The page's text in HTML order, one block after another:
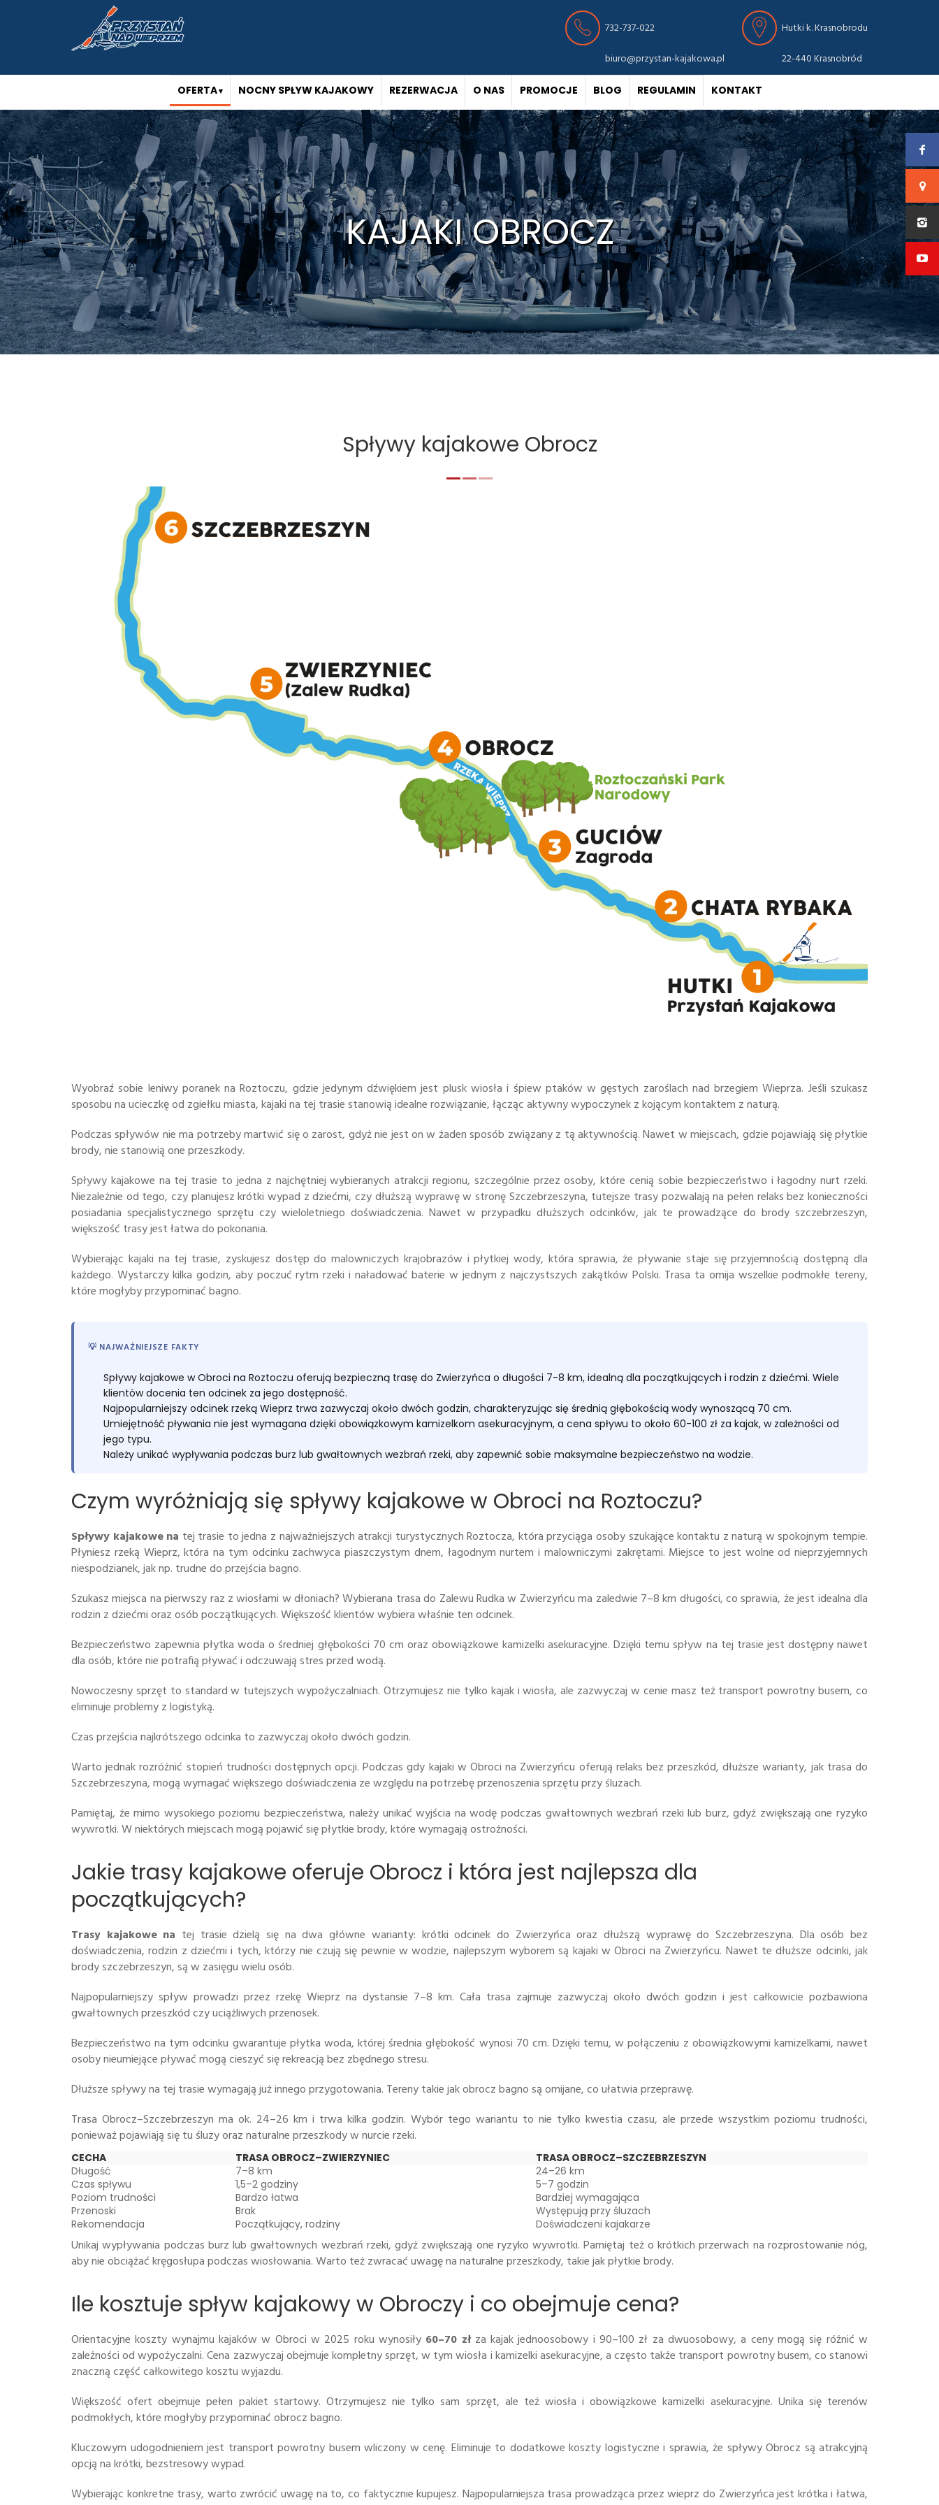
Hutki k. Krasnobrodu
22-440 Krasnobród
732-737-022
biuro@przystan-kajakowa.pl
OFERTA NOCNY SPŁYW KAJAKOWY REZERWACJA O NAS PROMOCJE BLOG REGULAMIN KONTAKT
KAJAKI OBROCZ
Spływy kajakowe Obrocz
Wyobraź sobie leniwy poranek na Roztoczu, gdzie jedynym dźwiękiem jest plusk wiosła i śpiew ptaków w gęstych zaroślach nad brzegiem Wieprza. Jeśli szukasz
sposobu na ucieczkę od zgiełku miasta, kajaki na tej trasie stanowią idealne rozwiązanie, łącząc aktywny wypoczynek z kojącym kontaktem z naturą.
Podczas spływów nie ma potrzeby martwić się o zarost, gdyż nie jest on w żaden sposób związany z tą aktywnością. Nawet w miejscach, gdzie pojawiają się płytkie
brody, nie stanowią one przeszkody.
Spływy kajakowe na tej trasie to jedna z najchętniej wybieranych atrakcji regionu, szczególnie przez osoby, które cenią sobie bezpieczeństwo i łagodny nurt rzeki.
Niezależnie od tego, czy planujesz krótki wypad z dziećmi, czy dłuższą wyprawę w stronę Szczebrzeszyna, tutejsze trasy pozwalają na pełen relaks bez konieczności
posiadania specjalistycznego sprzętu czy wieloletniego doświadczenia. Nawet w przypadku dłuższych odcinków, jak te prowadzące do brody szczebrzeszyn,
większość trasy jest łatwa do pokonania.
Wybierając kajaki na tej trasie, zyskujesz dostęp do malowniczych krajobrazów i płytkiej wody, która sprawia, że pływanie staje się przyjemnością dostępną dla
każdego. Wystarczy kilka godzin, aby poczuć rytm rzeki i naładować baterie w jednym z najczystszych zakątków Polski. Trasa ta omija wszelkie podmokłe tereny,
które mogłyby przypominać bagno.
💡 NAJWAŻNIEJSZE FAKTY
Spływy kajakowe w Obroci na Roztoczu oferują bezpieczną trasę do Zwierzyńca o długości 7-8 km, idealną dla początkujących i rodzin z dziećmi. Wiele
klientów docenia ten odcinek za jego dostępność.
Najpopularniejszy odcinek rzeką Wieprz trwa zazwyczaj około dwóch godzin, charakteryzując się średnią głębokością wody wynoszącą 70 cm.
Umiejętność pływania nie jest wymagana dzięki obowiązkowym kamizelkom asekuracyjnym, a cena spływu to około 60-100 zł za kajak, w zależności od
jego typu.
Należy unikać wypływania podczas burz lub gwałtownych wezbrań rzeki, aby zapewnić sobie maksymalne bezpieczeństwo na wodzie.
Czym wyróżniają się spływy kajakowe w Obroci na Roztoczu?
Spływy kajakowe na tej trasie to jedna z najważniejszych atrakcji turystycznych Roztocza, która przyciąga osoby szukające kontaktu z naturą w spokojnym tempie.
Płyniesz rzeką Wieprz, która na tym odcinku zachwyca piaszczystym dnem, łagodnym nurtem i malowniczymi zakrętami. Miejsce to jest wolne od nieprzyjemnych
niespodzianek, jak np. trudne do przejścia bagno.
Szukasz miejsca na pierwszy raz z wiosłami w dłoniach? Wybierana trasa do Zalewu Rudka w Zwierzyńcu ma zaledwie 7–8 km długości, co sprawia, że jest idealna dla
rodzin z dziećmi oraz osób początkujących. Większość klientów wybiera właśnie ten odcinek.
Bezpieczeństwo zapewnia płytka woda o średniej głębokości 70 cm oraz obowiązkowe kamizelki asekuracyjne. Dzięki temu spływ na tej trasie jest dostępny nawet
dla osób, które nie potrafią pływać i odczuwają stres przed wodą.
Nowoczesny sprzęt to standard w tutejszych wypożyczalniach. Otrzymujesz nie tylko kajak i wiosła, ale zazwyczaj w cenie masz też transport powrotny busem, co
eliminuje problemy z logistyką.
Czas przejścia najkrótszego odcinka to zazwyczaj około dwóch godzin.
Warto jednak rozróżnić stopień trudności dostępnych opcji. Podczas gdy kajaki w Obroci na Zwierzyńcu oferują relaks bez przeszkód, dłuższe warianty, jak trasa do
Szczebrzeszyna, mogą wymagać większego doświadczenia ze względu na potrzebę przenoszenia sprzętu przy śluzach.
Pamiętaj, że mimo wysokiego poziomu bezpieczeństwa, należy unikać wyjścia na wodę podczas gwałtownych wezbrań rzeki lub burz, gdyż zwiększają one ryzyko
wywrotki. W niektórych miejscach mogą pojawić się płytkie brody, które wymagają ostrożności.
Jakie trasy kajakowe oferuje Obrocz i która jest najlepsza dla
początkujących?
Trasy kajakowe na tej trasie dzielą się na dwa główne warianty: krótki odcinek do Zwierzyńca oraz dłuższą wyprawę do Szczebrzeszyna. Dla osób bez
doświadczenia, rodzin z dziećmi i tych, którzy nie czują się pewnie w wodzie, najlepszym wyborem są kajaki w Obroci na Zwierzyńcu. Nawet te dłuższe odcinki, jak
brody szczebrzeszyn, są w zasięgu wielu osób.
Najpopularniejszy spływ prowadzi przez rzekę Wieprz na dystansie 7–8 km. Cała trasa zajmuje zazwyczaj około dwóch godzin i jest całkowicie pozbawiona
gwałtownych przeszkód czy uciążliwych przenosek.
Bezpieczeństwo na tym odcinku gwarantuje płytka woda, której średnia głębokość wynosi 70 cm. Dzięki temu, w połączeniu z obowiązkowymi kamizelkami, nawet
osoby nieumiejące pływać mogą cieszyć się rekreacją bez zbędnego stresu.
Dłuższe spływy na tej trasie wymagają już innego przygotowania. Tereny takie jak obrocz bagno są omijane, co ułatwia przeprawę.
Trasa Obrocz–Szczebrzeszyn ma ok. 24–26 km i trwa kilka godzin. Wybór tego wariantu to nie tylko kwestia czasu, ale przede wszystkim poziomu trudności,
ponieważ pojawiają się tu śluzy oraz naturalne przeszkody w nurcie rzeki.
CECHA TRASA OBROCZ–ZWIERZYNIEC
TRASA OBROCZ–SZCZEBRZESZYN
Długość
7–8 km
24–26 km
Czas spływu
1,5–2 godziny
5–7 godzin
Poziom trudności
Bardzo łatwa
Bardziej wymagająca
Przenoski
Brak
Występują przy śluzach
Rekomendacja
Początkujący, rodziny Doświadczeni kajakarze
Unikaj wypływania podczas burz lub gwałtownych wezbrań rzeki, gdyż zwiększają one ryzyko wywrotki. Pamiętaj też o krótkich przerwach na rozprostowanie nóg,
aby nie obciążać kręgosłupa podczas wiosłowania. Warto też zwracać uwagę na naturalne przeszkody, takie jak płytkie brody.
Ile kosztuje spływ kajakowy w Obroczy i co obejmuje cena?
Orientacyjne koszty wynajmu kajaków w Obroci w 2025 roku wynosiły 60–70 złza kajak jednoosobowy i 90–100 zł za dwuosobowy, a ceny mogą się różnić w
zależności od wypożyczalni. Cena zazwyczaj obejmuje kompletny sprzęt, w tym wiosła i kamizelki asekuracyjne, a często także transport powrotny busem, co stanowi
znaczną część całkowitego kosztu wyjazdu.
Większość ofert obejmuje pełen pakiet startowy. Otrzymujesz nie tylko sam sprzęt, ale też wiosła i obowiązkowe kamizelki asekuracyjne. Unika się terenów
podmokłych, które mogłyby przypominać obrocz bagno.
Kluczowym udogodnieniem jest transport powrotny busem wliczony w cenę. Eliminuje to dodatkowe koszty logistyczne i sprawia, że spływy Obrocz są atrakcyjną
opcją na krótki, bezstresowy wypad.
Wybierając konkretne trasy, warto zwrócić uwagę na to, co faktycznie kupujesz. Najpopularniejsza trasa prowadząca przez wieprz do Zwierzyńca jest krótka i łatwa,